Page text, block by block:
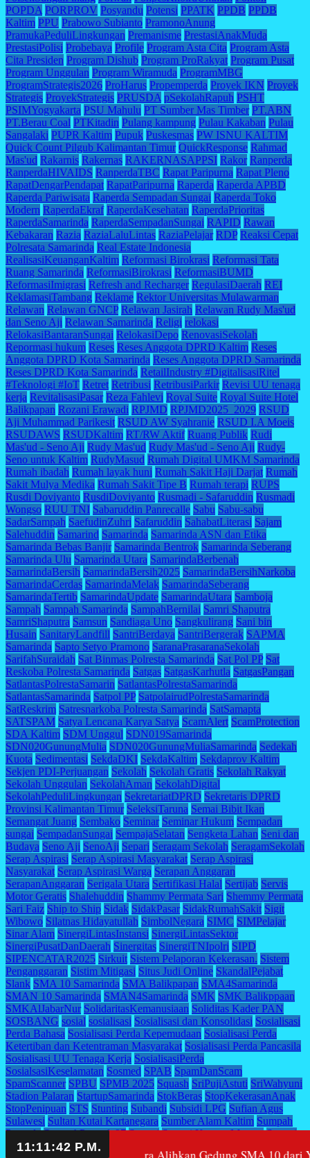
POPDA PORPROV Posyandu Potensi PPATK PPDB PPDB
Kaltim PPU Prabowo Subianto PramonoAnung
PramukaPeduliLingkungan Premanisme PrestasiAnakMuda
PrestasiPolisi Probebaya Profile Program Asta Cita Program Asta
Cita Presiden Program Dishub Program ProRakyat Program Pusat
Program Unggulan Program Wiramuda ProgramMBG
ProgramStrategis2026 ProHarus Propemperda Proyek IKN Proyek
Strategis ProyekStrategis PRUSDA pSekolahRapuh PSHT
PSIMYogyakarta PSU Mahulu PT Sumber Mas Timber PT.ABN
PT.Berau Coal PTKitadin Pulang kampung Pulau Kakaban Pulau
Sangalaki PUPR Kaltim Pupuk Puskesmas PW ISNU KALTIM
Quick Count Pilgub Kalimantan Timur QuickResponse Rahmad
Mas'ud Rakarnis Rakernas RAKERNASAPPSI Rakor Ranperda
RanperdaHIVAIDS RanperdaTBC Rapat Paripurna Rapat Pleno
RapatDengarPendapat RapatParipurna Raperda Raperda APBD
Raperda Pariwisata Raperda Sempadan Sungai Raperda Toko
Modern RaperdaEkraf RaperdaKesehatan RaperdaPrioritas
RaperdaSamarinda RaperdaSempadanSungai RAPID Rawan
Kebakaran Razia RaziaLaluLintas RaziaPelajar RDP Reaksi Cepat
Polresata Samarinda Real Estate Indonesia
RealisasiKeuanganKaltim Reformasi Birokrasi Reformasi Tata
Ruang Samarinda ReformasiBirokrasi ReformasiBUMD
ReformasiImigrasi Refresh and Recharger RegulasiDaerah REI
ReklamasiTambang Reklame Rektor Universitas Mulawarman
Relawan Relawan GNCP Relawan Jasirah Relawan Rudy Mas'ud
dan Seno Aji Relawan Samarinda Religi relokasi
RelokasiBantaranSungai RelokasiDepo RenovasiSekolah
Repormasi hukum Reses Reses Anggota DPRD Kaltim Reses
Anggota DPRD Kota Samarinda Reses Anggota DPRD Samarinda
Reses DPRD Kota Samarinda RetailIndustry #DigitalisasiRitel
#Teknologi #IoT Retret Retribusi RetribusiParkir Revisi UU tenaga
kerja RevitalisasiPasar Reza Fahlevi Royal Suite Royal Suite Hotel
Balikpapan Rozani Erawadi RPJMD RPJMD2025_2029 RSUD
Aji Muhammad Parikesit RSUD AW Syahranie RSUD I.A Moeis
RSUDAWS RSUDKaltim RT/RW Aktif Ruang Publik Rudi
Mas'ud - Seno Aji Rudy Mas'ud Rudy Mas'ud - Seno Aji Rudy-
Seno untuk Kaltim RudyMasud Rumah Digital UMKM Samarinda
Rumah ibadah Rumah layak huni Rumah Sakit Haji Darjat Rumah
Sakit Mulya Medika Rumah Sakit Tipe B Rumah terapi RUPS
Rusdi Doviyanto RusdiDoviyanto Rusmadi - Safaruddin Rusmadi
Wongso RUU TNI Sabaruddin Panrecalle Sabu Sabu-sabu
SadarSampah SaefudinZuhri Safaruddin SahabatLiterasi Sajam
Salehuddin Samarind Samarinda Samarinda ASN dan Etika
Samarinda Bebas Banjir Samarinda Bentrok Samarinda Seberang
Samarinda Ulu Samarinda Utara SamarindaBerbenah
SamarindaBersih SamarindaBersih2025 SamarindaBersihNarkoba
SamarindaCerdas SamarindaMelak SamarindaSeberang
SamarindaTertib SamarindaUpdate SamarindaUtara Samboja
Sampah Sampah Samarinda SampahBernilai Samri Shaputra
SamriShaputra Samsun Sandiaga Uno Sangkulirang Sani bin
Husain SanitaryLandfill SantriBerdaya SantriBergerak SAPMA
Samarinda Sapto Setyo Pramono SaranaPrasaranaSekolah
SarifahSuraidah Sat Binmas Polresta Samarinda Sat Pol PP Sat
Reskoba Polresta Samarinda Satgas SatgasKarhutla SatgasPangan
SatlantasPolrestaSamarin SatlantasPolrestaSamarinda
SatlantasSamarinda Satpol PP SatpolairudPolrestaSamarinda
SatReskrim Satresnarkoba Polresta Samarinda SatSamapta
SATSPAM Satya Lencana Karya Satya ScamAlert ScamProtection
SDA Kaltim SDM Unggul SDN019Samarinda
SDN020GunungMulia SDN020GunungMuliaSamarinda Sedekah
Kuota Sedimentasi SekdaDKI SekdaKaltim Sekdaprov Kaltim
Sekjen PDI-Perjuangan Sekolah Sekolah Gratis Sekolah Rakyat
Sekolah Unggulan SekolahAman SekolahDigital
SekolahPeduliLingkungan SekretariatDPRD Sekretaris DPRD
Provinsi Kalimantan Timur SeleksiTaruna Semai Bibit Ikan
Semangat Juang Sembako Seminar Seminar Hukum Sempadan
sungai SempadanSungai SempajaSelatan Sengketa Lahan Seni dan
Budaya Seno Aji SenoAji Separi Seragam Sekolah SeragamSekolah
Serap Aspirasi Serap Aspirasi Masyarakat Serap Aspirasi
Nasyarakat Serap Aspirasi Warga Serapan Anggaran
SerapanAnggaran Serigala Utara Sertifikasi Halal Sertijab Servis
Motor Geratis Shalehuddin Shammy Permata Sari Shemmy Permata
Sari Faiz Ship to Ship Sidak SidakPasar SidakRumahSakit Sigit
Wibowo Silatnas Hidayatullah SimbolNegara SIMC SIMPelajar
Sinar Alam SinergiLintasInstansi SinergiLintasSektor
SinergiPusatDanDaerah Sinergitas SinergiTNIpolri SIPD
SIPENCATAR2025 Sirkuit Sistem Pelaporan Kekerasan. Sistem
Penganggaran Sistim Mitigasi Situs Judi Online SkandalPejabat
Slank SMA 10 Samarinda SMA Balikpapan SMA4Samarinda
SMAN 10 Samarinda SMAN4Samarinda SMK SMK Balikppaan
SMKAlJabarNur SolidaritasKemanusiaan Soliditas Kader PAN
SOSBANG sosial sosialisasi Sosialisasi dan Konsolidasi Sosialisasi
Perda Bahasa Sosialisasi Perda Kepemudaan Sosialisasi Perda
Ketertiban dan Ketentraman Masyarakat Sosialisasi Perda Pancasila
Sosialisasi UU Tenaga Kerja SosialisasiPerda
SosialsasiKeselamatan Sosmed SPAB SpamDanScam
SpamScanner SPBU SPMB 2025 Squash SriPujiAstuti SriWahyuni
Stadion Palaran StartupSamarinda StokBeras StopKekerasanAnak
StopPenipuan STS Stunting Subandi Subsidi LPG Sufian Agus
Sulawesi Sultan Kutai Kartanegara Sumber Alam Kaltim Sumpah
Pemuda SumpahPemuda97 Sungai Sungai Karang Mumus Sungai
Kunjang Sungai Mahakam